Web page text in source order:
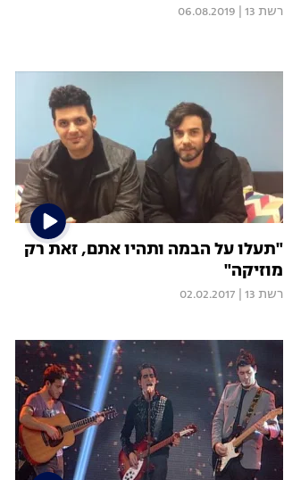
רשת 13 06.08.2019
"תעלו על הבמה ותהיו אתם, זאת רק
מוזיקה"
רשת 13 02.02.2017